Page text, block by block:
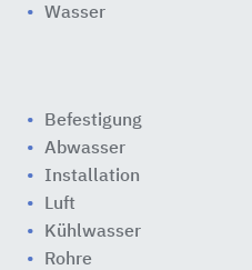
Wasser
Befestigung
Abwasser
Installation
Luft
Kühlwasser
Rohre